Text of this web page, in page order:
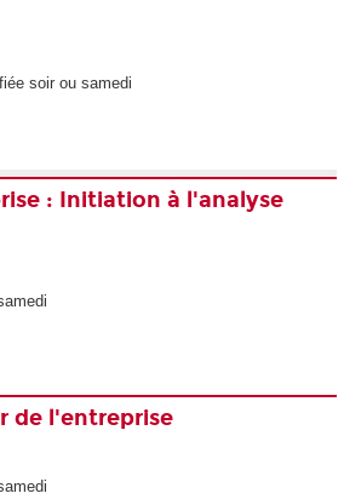
soir ou samedi
: Initiation à l'analyse
de l'entreprise